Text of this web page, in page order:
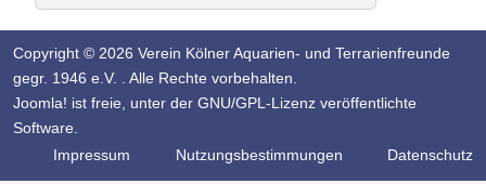
Copyright © 2026 Verein Kölner Aquarien- und Terrarienfreunde
gegr. 1946 e.V. . Alle Rechte vorbehalten.
Joomla! ist freie, unter der GNU/GPL-Lizenz veröffentlichte
Software.
Impressum
Nutzungsbestimmungen Datenschutz